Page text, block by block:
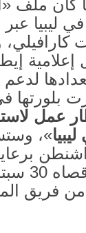
كان ملف «
في ليبيا
بلورتها
عمل
»،
30
فريق